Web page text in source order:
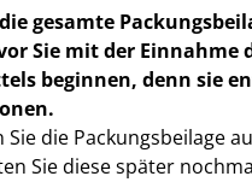
gesamte
Sie mit der Einnahme
beginnen, denn sie
Sie die Packungsbeilage
Sie diese später